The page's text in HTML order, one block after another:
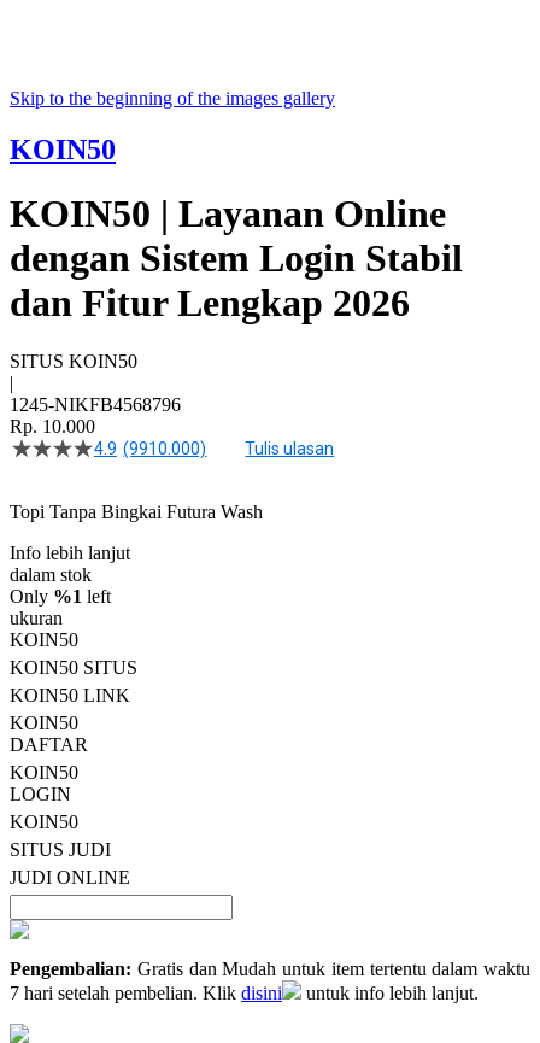
Skip to the beginning of the images gallery
KOIN50
KOIN50 | Layanan Online
dengan Sistem Login Stabil
dan Fitur Lengkap 2026
SITUS KOIN50
|
1245-NIKFB4568796
Rp. 10.000
4.5
bintang,
rating
rata-
rata.
Read
13
Reviews.
Tautan
halaman
yang
sama.
4.9 (9910.000) Tulis ulasan
Topi Tanpa Bingkai Futura Wash
Info lebih lanjut
dalam stok
Only %1 left
ukuran
KOIN50
KOIN50 SITUS
KOIN50 LINK
KOIN50
DAFTAR
KOIN50
LOGIN
KOIN50
SITUS JUDI
JUDI ONLINE
Pengembalian: Gratis dan Mudah untuk item tertentu dalam waktu
7 hari setelah pembelian. Klik disini untuk info lebih lanjut.